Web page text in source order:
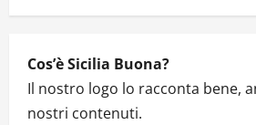
o
n
Cos’è Sicilia Buona?
Il nostro logo lo racconta bene,
nostri contenuti.